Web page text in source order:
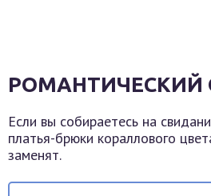
РОМАНТИЧЕСКИЙ
Если вы собираетесь на
платья-брюки кораллового
заменят.